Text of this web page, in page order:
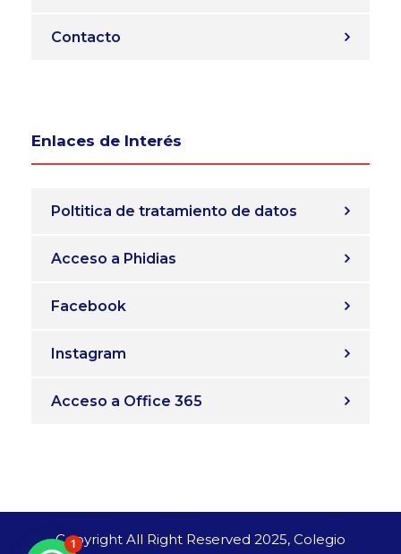
Contacto
Enlaces de Interés
Poltitica de tratamiento de datos
Acceso a Phidias
Facebook
Instagram
Acceso a Office 365
Copyright All Right Reserved 2025, Colegio
1